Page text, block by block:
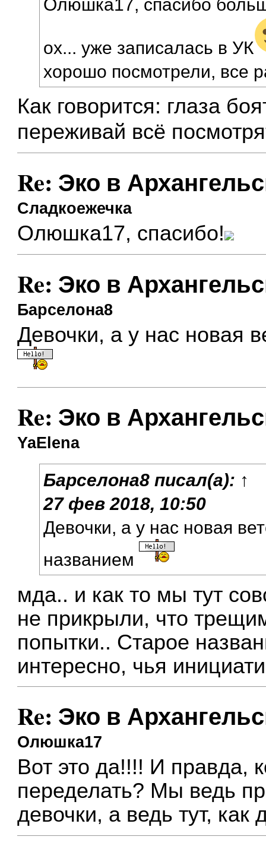
ох... уже записалась в УК
хорошо посмотрели, все
Как говорится: глаза
переживай всё
Re: Эко в
Сладкоежечка
Олюшка17, спасибо!
Re: Эко в
Барселона8
Девочки, а у нас новая
Re: Эко в
YaElena
Барселона8 писал(а): ↑
27 фев 2018, 10:50
Девочки, а у нас новая
названием
мда.. и как то мы тут
не прикрыли, что
попытки.. Старое
интересно, чья
Re: Эко в
Олюшка17
Вот это да!!!! И правда,
переделать? Мы ведь
девочки, а ведь тут, как